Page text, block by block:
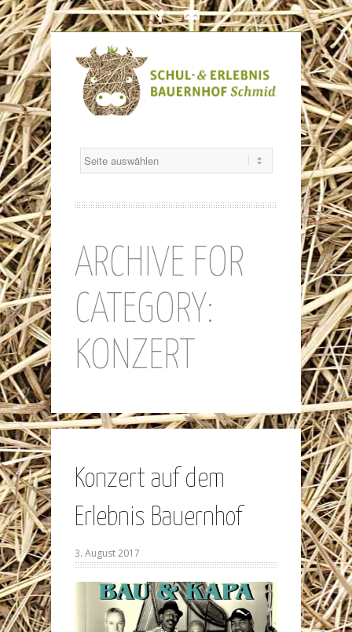
Facebook
Mail
ARCHIVE FOR
CATEGORY:
KONZERT
Konzert auf dem
Erlebnis Bauernhof
3. August 2017